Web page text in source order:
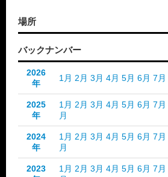
場所
バックナンバー
2026
年
1月 2月 3月 4月 5月 6月 7月
2025
年
1月 2月 3月 4月 5月 6月 7月
月
2024
年
1月 2月 3月 4月 5月 6月 7月
月
2023
1月 2月 3月 4月 5月 6月 7月